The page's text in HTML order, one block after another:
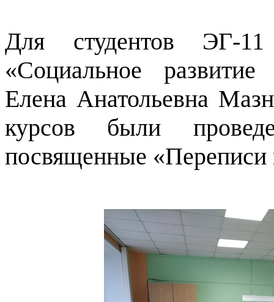
Для студентов ЭГ-
«Социальное
Елена Анатольевна
курсов были
посвященные «Переписи